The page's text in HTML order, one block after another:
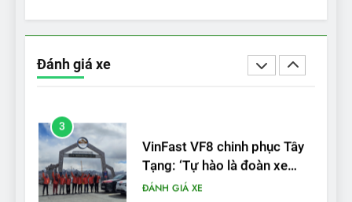
Đánh giá xe
‘Wuling Bingo ồn, không có
trạm sạc, nhưng vẫn bán
3
Tạng: ‘Tự hào là đoàn xe
điện Việt Nam đầu tiên lăn
bánh tại Trung Quốc’
ĐÁNH GIÁ XE